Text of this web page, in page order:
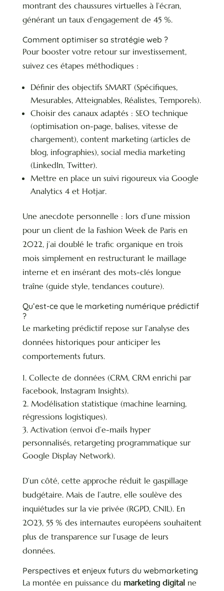
montrant des chaussures virtuelles à l’écran,
générant un taux d’engagement de 45 %.
Comment optimiser sa stratégie web ?
Pour booster votre retour sur investissement,
suivez ces étapes méthodiques :
Définir des objectifs SMART (Spécifiques,
Mesurables, Atteignables, Réalistes, Temporels).
Choisir des canaux adaptés : SEO technique
(optimisation on-page, balises, vitesse de
chargement), content marketing (articles de
blog, infographies), social media marketing
(LinkedIn, Twitter).
Mettre en place un suivi rigoureux via Google
Analytics 4 et Hotjar.
Une anecdote personnelle : lors d’une mission
pour un client de la Fashion Week de Paris en
2022, j’ai doublé le trafic organique en trois
mois simplement en restructurant le maillage
interne et en insérant des mots-clés longue
traîne (guide style, tendances couture).
Qu’est-ce que le marketing numérique prédictif
?
Le marketing prédictif repose sur l’analyse des
données historiques pour anticiper les
comportements futurs.
Collecte de données (CRM, CRM enrichi par
Facebook, Instagram Insights).
Modélisation statistique (machine learning,
régressions logistiques).
Activation (envoi d’e-mails hyper
personnalisés, retargeting programmatique sur
Google Display Network).
D’un côté, cette approche réduit le gaspillage
budgétaire. Mais de l’autre, elle soulève des
inquiétudes sur la vie privée (RGPD, CNIL). En
2023, 55 % des internautes européens souhaitent
plus de transparence sur l’usage de leurs
données.
Perspectives et enjeux futurs du webmarketing
La montée en puissance du marketing digitalne